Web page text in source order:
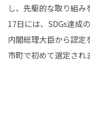
し、先駆的な取り組
17日には、SDGs達成
内閣総理大臣から認定
市町で初めて選定され